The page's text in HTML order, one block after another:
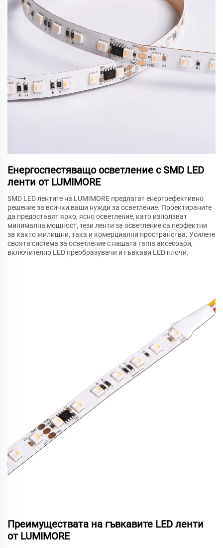
Енергоспестяващо осветление с SMD LED
ленти от LUMIMORE
SMD LED лентите на LUMIMORE предлагат енергоефективно
решение за всички ваши нужди за осветление. Проектираните
да предоставят ярко, ясно осветление, като използват
минимална мощност, тези ленти за осветление са перфектни
за както жилищни, така и комерциални пространства. Усилете
своята система за осветление с нашата гama аксесоари,
включително LED преобразувачи и гъвкави LED плочи.
Преимуществата на гъвкавите LED ленти
от LUMIMORE